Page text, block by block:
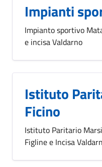
Impianti
Impianto sportivo
e incisa Valdarno
Istituto
Ficino
Istituto Paritario
Figline e Incisa